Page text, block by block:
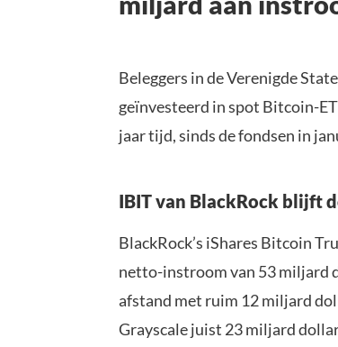
Beleggers in de Verenigde
geïnvesteerd in spot Bitcoin-
jaar tijd, sinds de fondsen in
IBIT van BlackRock blijft
BlackRock’s iShares Bitcoin
netto-instroom van 53 miljard
afstand met ruim 12 miljard
Grayscale juist 23 miljard